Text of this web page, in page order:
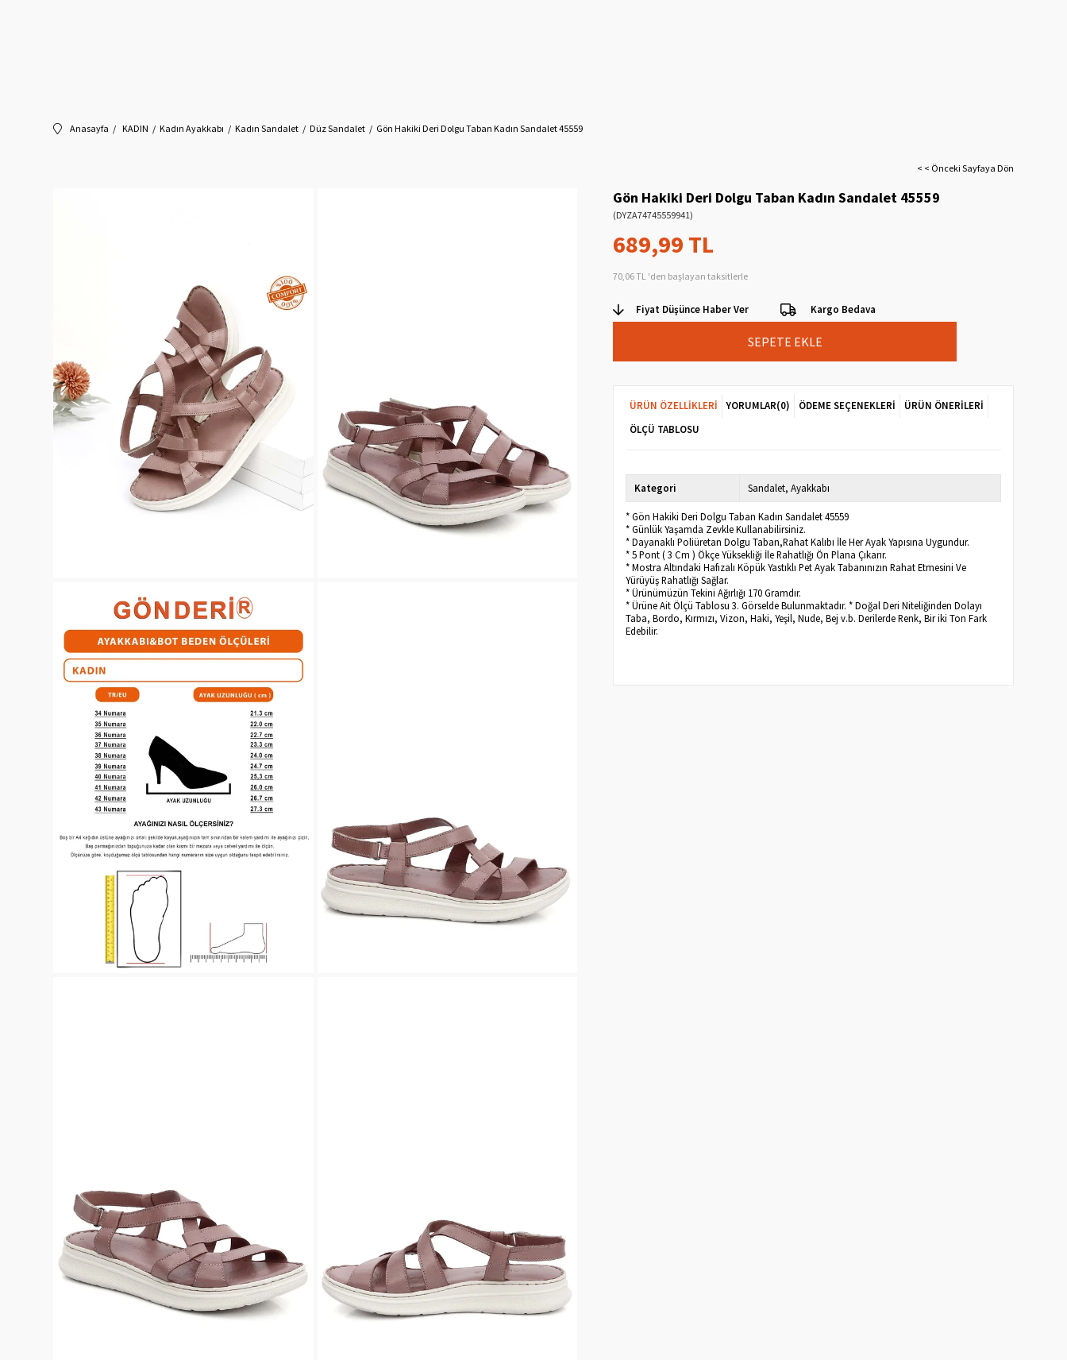
Anasayfa KADIN Kadın Ayakkabı Kadın Sandalet Düz Sandalet Gön Hakiki Deri Dolgu Taban Kadın Sandalet 45559
< < Önceki Sayfaya Dön
Gön Hakiki Deri Dolgu Taban Kadın Sandalet 45559
(DYZA74745559941)
689,99 TL
70,06 TL 'den başlayan taksitlerle
Fiyat Düşünce Haber Ver Kargo Bedava
ÜRÜN ÖZELLIKLERI YORUMLAR(0) ÖDEME SEÇENEKLERI
ÜRÜN ÖNERILERI
ÖLÇÜ TABLOSU
Kategori Sandalet Ayakkabı
* Gön Hakiki Deri Dolgu Taban Kadın Sandalet 45559
* Günlük Yaşamda Zevkle Kullanabilirsiniz.
* Dayanaklı Poliüretan Dolgu Taban,Rahat Kalıbı İle Her Ayak Yapısına Uygundur.
* 5 Pont ( 3 Cm ) Ökçe Yüksekliği İle Rahatlığı Ön Plana Çıkarır.
* Mostra Altındaki Hafızalı Köpük Yastıklı Pet Ayak Tabanınızın Rahat Etmesini Ve
Yürüyüş Rahatlığı Sağlar.
* Ürünümüzün Tekini Ağırlığı 170 Gramdır.
* Ürüne Ait Ölçü Tablosu 3. Görselde Bulunmaktadır. * Doğal Deri Niteliğinden Dolayı
Taba, Bordo, Kırmızı, Vizon, Haki, Yeşil, Nude, Bej v.b. Derilerde Renk, Bir iki Ton Fark
Edebilir.